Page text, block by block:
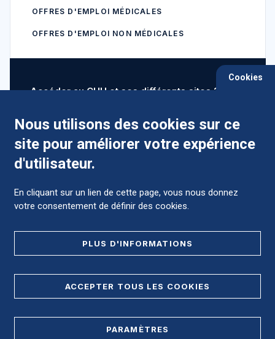
OFFRES D'EMPLOI MÉDICALES
OFFRES D'EMPLOI NON MÉDICALES
Accéder au CHU et ses différents sites ?
Comment préparer mon hospitalisation ?
PLAN DE SITE
Cookies
Nous utilisons des cookies sur ce
site pour améliorer votre expérience
d'utilisateur.
En cliquant sur un lien de cette page, vous nous donnez
votre consentement de définir des cookies.
PLUS D'INFORMATIONS
ACCEPTER TOUS LES COOKIES
PARAMÈTRES